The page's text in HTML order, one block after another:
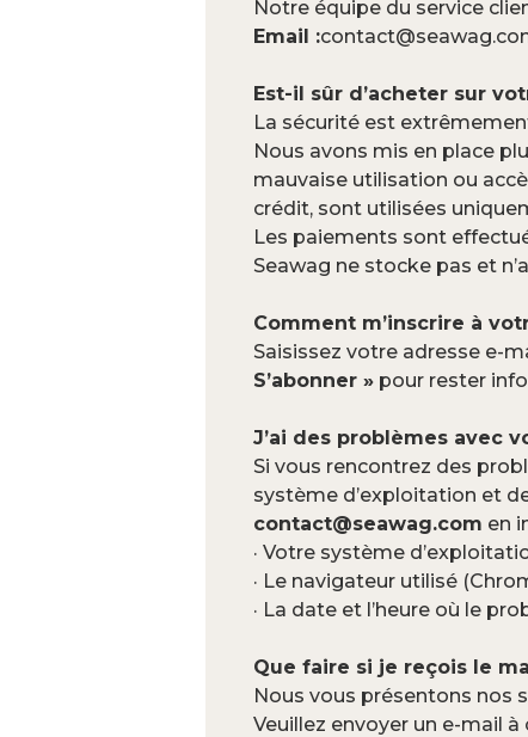
Notre équipe du service
Email :
Est-il sûr d’acheter sur
La sécurité est
Nous avons mis en place
mauvaise utilisation ou
crédit, sont utilisées
Les paiements sont
Seawag ne stocke pas et
Comment m’inscrire à
Saisissez votre adresse e-
S’abonner » pour rester
J’ai des problèmes avec
Si vous rencontrez des
système d’exploitation et
contact@seawag.com en
· Votre système
· Le navigateur utilisé
· La date et l’heure où le
Que faire si je reçois le
Nous vous présentons nos
Veuillez envoyer un e-mail à